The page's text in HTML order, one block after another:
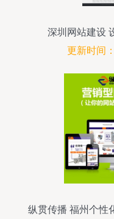
深圳网站建设
更新时间
纵贯传播 福州个性